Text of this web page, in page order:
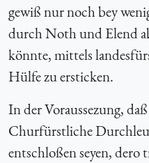
gewiß nur noch bey
durch Noth und Elend
könnte, mittels
Hülfe zu ersticken.
In der Voraussezung,
Churfürstliche
entschloßen seyen, dero